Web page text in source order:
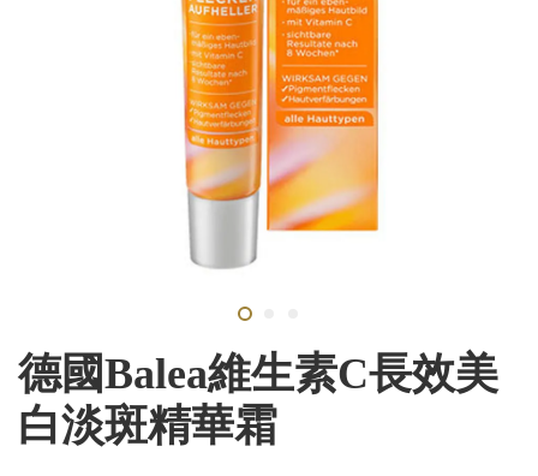
德國Balea維生素C長效美
白淡斑精華霜